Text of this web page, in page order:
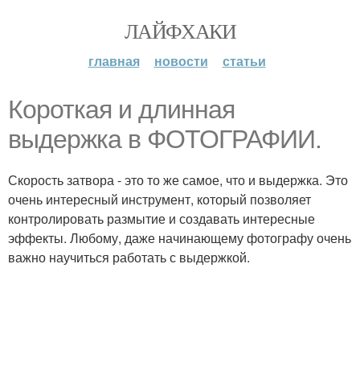
ЛАЙФХАКИ
главная новости статьи
Короткая и длинная
выдержка в ФОТОГРАФИИ.
Скорость затвора - это то же самое, что и выдержка. Это
очень интересный инструмент, который позволяет
контролировать размытие и создавать интересные
эффекты. Любому, даже начинающему фотографу очень
важно научиться работать с выдержкой.